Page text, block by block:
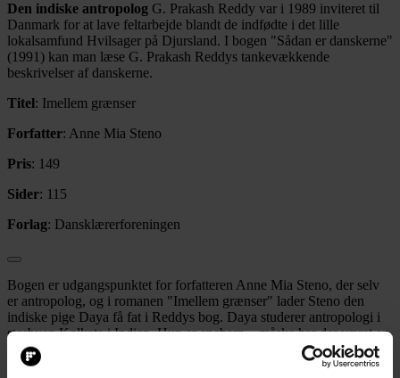
Den indiske antropolog G. Prakash Reddy var i 1989 inviteret til
Danmark for at lave feltarbejde blandt de indfødte i det lille
lokalsamfund Hvilsager på Djursland. I bogen "Sådan er danskerne"
(1991) kan man læse G. Prakash Reddys tankevækkende
beskrivelser af danskerne.
Titel: Imellem grænser
Forfatter: Anne Mia Steno
Pris: 149
Sider: 115
Forlag: Dansklærerforeningen
Bogen er udgangspunktet for forfatteren Anne Mia Steno, der selv
er antropolog, og i romanen "Imellem grænser" lader Steno den
indiske pige Daya få fat i Reddys bog. Daya studerer antropologi i
storbyen Kolkata i Indien. Hun er enebarn – måske har der været en
tvilling? – og kommer fra den farverige og stinkende landsby
Bankura. Hun har gået på ashramskole, hvor faget ”livslære” var